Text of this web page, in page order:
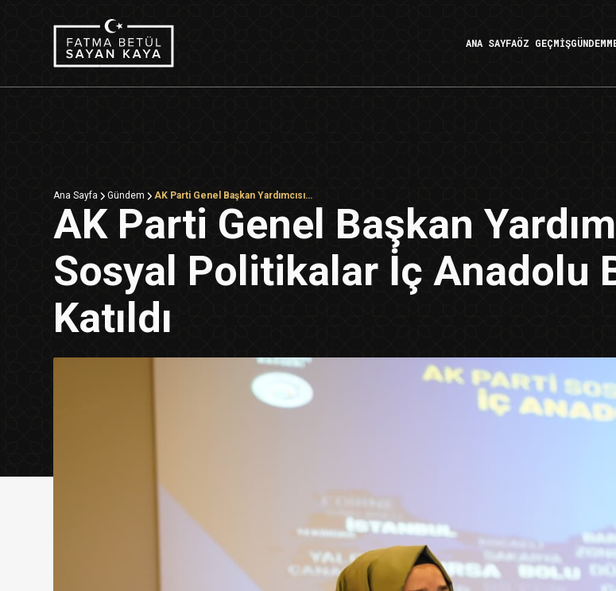
ANA SAYFAÖZ GEÇMİŞGÜNDEM
Ana Sayfa Gündem AK Parti Genel Başkan Yardımcısı Sayan Kaya, Sosyal Politikalar İç Anadolu Bölge Toplantısı’na Katıldı
AK Parti Genel Başkan
Sosyal Politikalar İç Anadolu
Katıldı